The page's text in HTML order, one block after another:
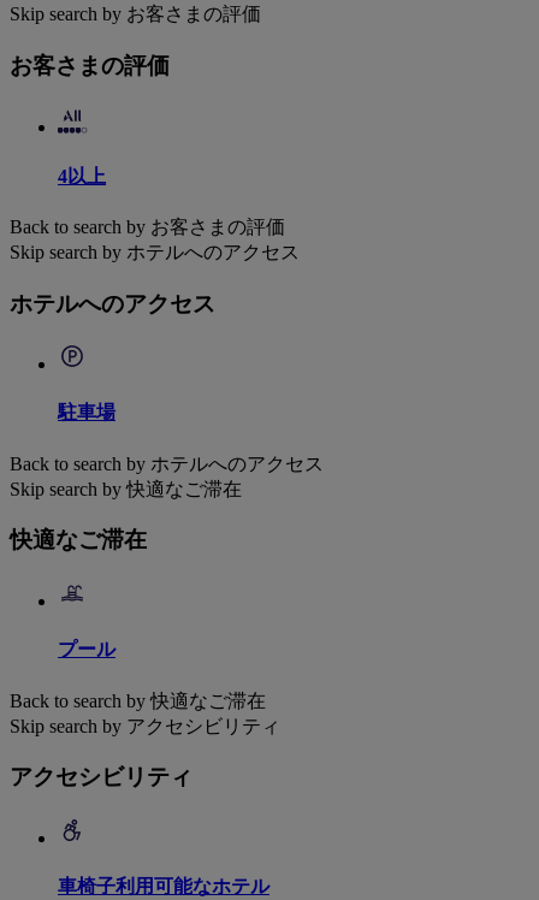
Skip search by お客さまの評価
お客さまの評価
4以上
Back to search by お客さまの評価
Skip search by ホテルへのアクセス
ホテルへのアクセス
駐車場
Back to search by ホテルへのアクセス
Skip search by 快適なご滞在
快適なご滞在
プール
Back to search by 快適なご滞在
Skip search by アクセシビリティ
アクセシビリティ
車椅子利用可能なホテル